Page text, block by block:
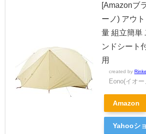
[Amazonブ
ーノ) アウ
量 組立簡単
ンドシート
用
created by
Eono(イオー
Amazon
Yahooシ